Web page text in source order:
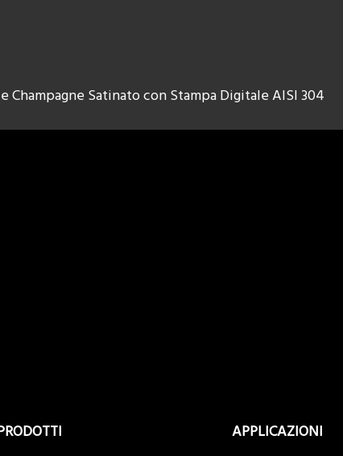
Champagne Satinato con Stampa Digitale AISI 304
APPLICAZIONI